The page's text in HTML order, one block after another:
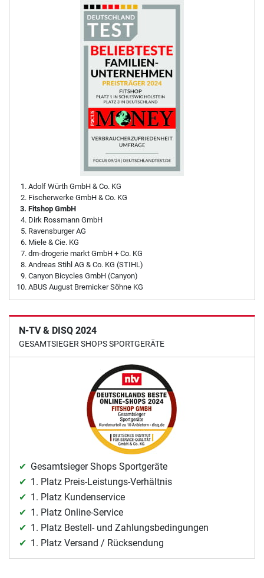
Adolf Würth GmbH & Co. KG
Fischerwerke GmbH & Co. KG
Fitshop GmbH
Dirk Rossmann GmbH
Ravensburger AG
Miele & Cie. KG
dm-drogerie markt GmbH + Co. KG
Andreas Stihl AG & Co. KG (STIHL)
Canyon Bicycles GmbH (Canyon)
ABUS August Bremicker Söhne KG
N-TV & DISQ 2024
GESAMTSIEGER SHOPS SPORTGERÄTE
Gesamtsieger Shops Sportgeräte
1. Platz Preis-Leistungs-Verhältnis
1. Platz Kundenservice
1. Platz Online-Service
1. Platz Bestell- und Zahlungsbedingungen
1. Platz Versand / Rücksendung